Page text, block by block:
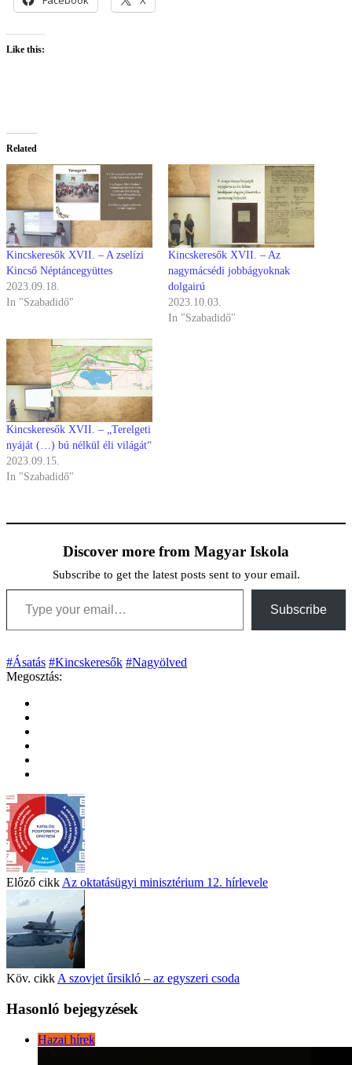
Like this:
Related
Kincskeresők XVII. – A zselízi
Kincső Néptáncegyüttes
2023.09.18.
In "Szabadidő"
Kincskeresők XVII. – Az
nagymácsédi jobbágyoknak
dolgairú
2023.10.03.
In "Szabadidő"
Kincskeresők XVII. – „Terelgeti
nyáját (…) bú nélkül éli világát“
2023.09.15.
In "Szabadidő"
Discover more from Magyar Iskola
Subscribe to get the latest posts sent to your email.
Type your email…
Subscribe
#Ásatás #Kincskeresők #Nagyölved
Megosztás:
Előző cikk Az oktatásügyi minisztérium 12. hírlevele
Köv. cikk A szovjet űrsikló – az egyszeri csoda
Hasonló bejegyzések
Hazai hírek